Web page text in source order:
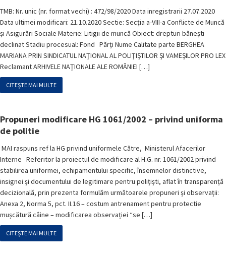
TMB: Nr. unic (nr. format vechi) : 472/98/2020 Data inregistrarii 27.07.2020
Data ultimei modificari: 21.10.2020 Sectie: Secţia a-VIII-a Conflicte de Muncă
şi Asigurări Sociale Materie: Litigii de muncă Obiect: drepturi băneşti
declinat Stadiu procesual: Fond Părţi Nume Calitate parte BERGHEA
MARIANA PRIN SINDICATUL NAŢIONAL AL POLIŢIŞTILOR ŞI VAMEŞILOR PRO LEX
Reclamant ARHIVELE NAŢIONALE ALE ROMÂNIEI […]
CITEȘTE MAI MULTE
Propuneri modificare HG 1061/2002 – privind uniforma
de politie
MAI raspuns ref la HG privind uniformele Către, Ministerul Afacerilor
Interne Referitor la proiectul de modificare al H.G. nr. 1061/2002 privind
stabilirea uniformei, echipamentului specific, însemnelor distinctive,
insignei și documentului de legitimare pentru polițiști, aflat în transparență
decizională, prin prezenta formulăm următoarele propuneri și observații:
Anexa 2, Norma 5, pct. II.16 – costum antrenament pentru protectie
mușcătură câine – modificarea observației “se […]
CITEȘTE MAI MULTE